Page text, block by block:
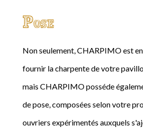
Pose
Non seulement, CHARPIMO est
fournir la charpente de votre
mais CHARPIMO posséde
de pose, composées selon votre
ouvriers expérimentés auxquels